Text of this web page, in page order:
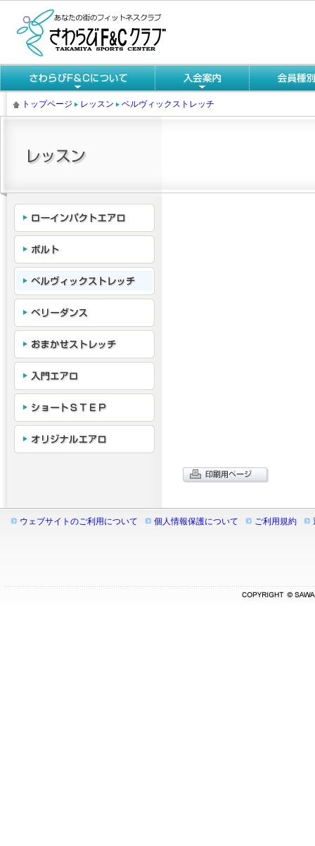
トップページ レッスン ベルヴィックストレッチ
ウェブサイトのご利用について 個人情報保護について ご利用規約